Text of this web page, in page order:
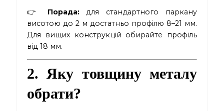
👉 Порада:для стандартного паркану
висотою до 2 м достатньо профілю 8–21 мм.
Для вищих конструкцій обирайте профіль
від 18 мм.
2. Яку товщину металу
обрати?